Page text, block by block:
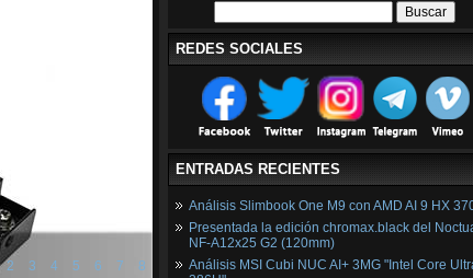
2 3 4 5 6 7 8
REDES SOCIALES
ENTRADAS RECIENTES
Análisis Slimbook One M9 con AMD AI 9 HX
Presentada la edición chromax.black del
NF‑A12x25 G2 (120mm)
Análisis MSI Cubi NUC AI+ 3MG "Intel Core